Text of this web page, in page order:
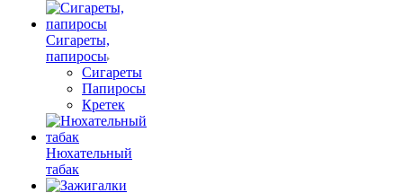
Сигареты,
папиросы
Сигареты
Папиросы
Кретек
Нюхательный
табак